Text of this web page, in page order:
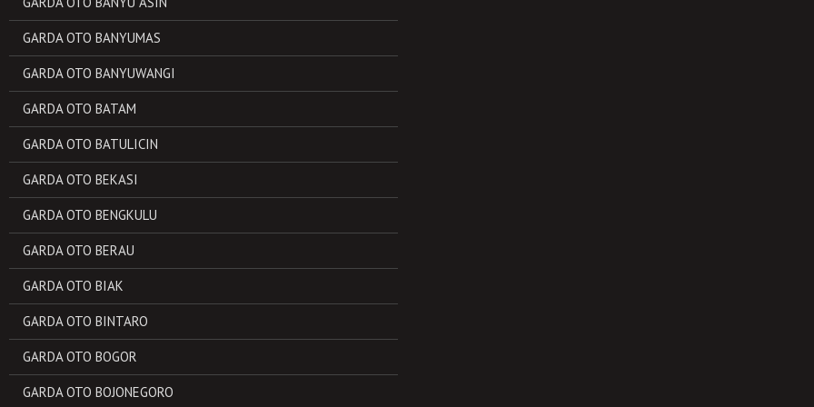
GARDA OTO BANYUMAS
GARDA OTO BANYUWANGI
GARDA OTO BATAM
GARDA OTO BATULICIN
GARDA OTO BEKASI
GARDA OTO BENGKULU
GARDA OTO BERAU
GARDA OTO BIAK
GARDA OTO BINTARO
GARDA OTO BOGOR
GARDA OTO BOJONEGORO